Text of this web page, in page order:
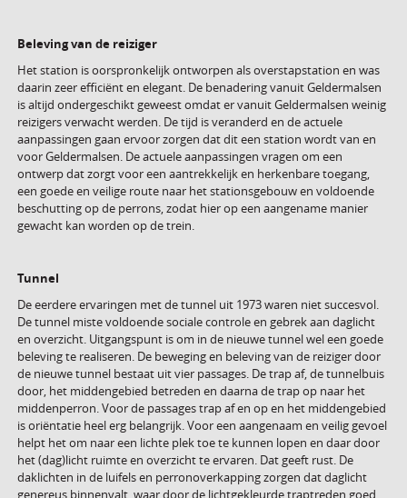
Beleving van de reiziger
Het station is oorspronkelijk ontworpen als overstapstation en was
daarin zeer efficiënt en elegant. De benadering vanuit Geldermalsen
is altijd ondergeschikt geweest omdat er vanuit Geldermalsen weinig
reizigers verwacht werden. De tijd is veranderd en de actuele
aanpassingen gaan ervoor zorgen dat dit een station wordt van en
voor Geldermalsen. De actuele aanpassingen vragen om een
ontwerp dat zorgt voor een aantrekkelijk en herkenbare toegang,
een goede en veilige route naar het stationsgebouw en voldoende
beschutting op de perrons, zodat hier op een aangename manier
gewacht kan worden op de trein.
Tunnel
De eerdere ervaringen met de tunnel uit 1973 waren niet succesvol.
De tunnel miste voldoende sociale controle en gebrek aan daglicht
en overzicht. Uitgangspunt is om in de nieuwe tunnel wel een goede
beleving te realiseren. De beweging en beleving van de reiziger door
de nieuwe tunnel bestaat uit vier passages. De trap af, de tunnelbuis
door, het middengebied betreden en daarna de trap op naar het
middenperron. Voor de passages trap af en op en het middengebied
is oriëntatie heel erg belangrijk. Voor een aangenaam en veilig gevoel
helpt het om naar een lichte plek toe te kunnen lopen en daar door
het (dag)licht ruimte en overzicht te ervaren. Dat geeft rust. De
daklichten in de luifels en perronoverkapping zorgen dat daglicht
genereus binnenvalt, waar door de lichtgekleurde traptreden goed